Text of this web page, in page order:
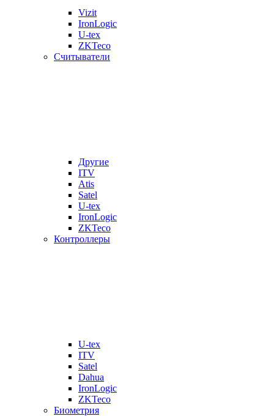
Vizit
IronLogic
U-tex
ZKTeco
Считыватели
Другие
ITV
Atis
Satel
U-tex
IronLogic
ZKTeco
Контроллеры
U-tex
ITV
Satel
Dahua
IronLogic
ZKTeco
Биометрия